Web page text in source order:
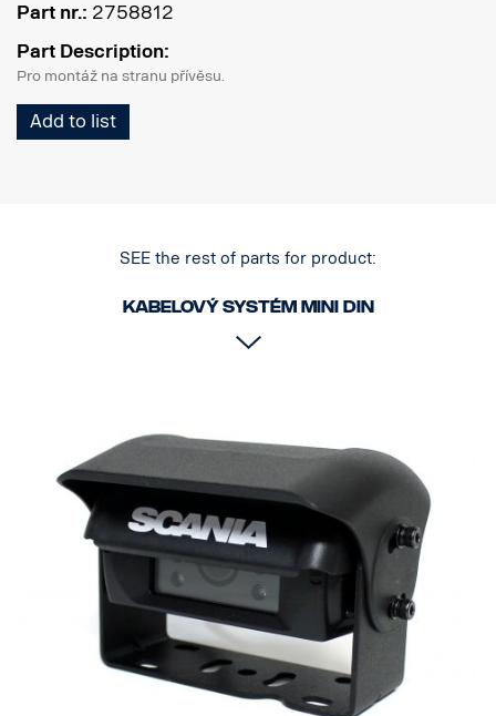
Part nr.: 2758812
Part Description:
Pro montáž na stranu přívěsu.
Add to list
SEE the rest of parts for product:
Kabelový systém MINI DIN